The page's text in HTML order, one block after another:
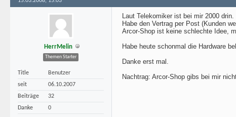
HerrMelin
Themen Starter
Title
Benutzer
seit
06.10.2007
Beiträge
32
Danke
0
Laut Telekomiker ist bei mir 2000 drin.
Habe den Vertrag per Post (Kunden
Arcor-Shop ist keine schlechte Idee,
Habe heute schonmal die Hardware
Danke erst mal.
Nachtrag: Arcor-Shop gibs bei mir